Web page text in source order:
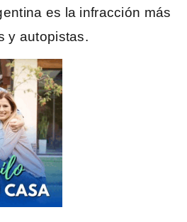
es la infracción más
y autopistas.